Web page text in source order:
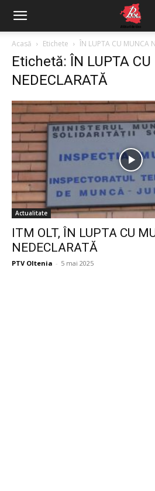
Acasă Etichete ÎN LUPTA CU MUNCA
Etichetă: ÎN LUPTA
NEDECLARATĂ
Actualitate
ITM OLT, ÎN LUPTA CU
NEDECLARATĂ
PTV Oltenia - 5 mai 2025